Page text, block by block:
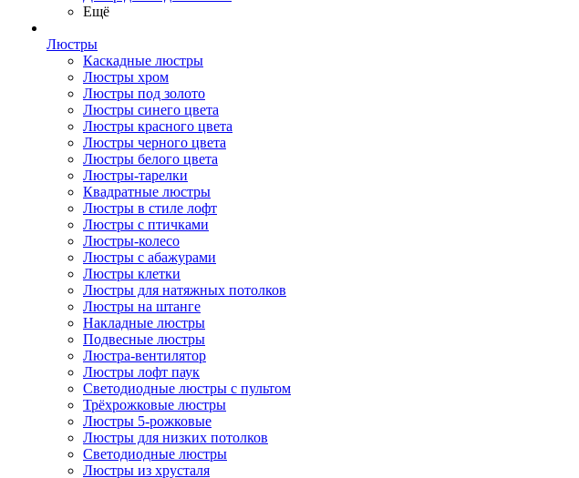
Ещё
Люстры
Каскадные люстры
Люстры хром
Люстры под золото
Люстры синего цвета
Люстры красного цвета
Люстры черного цвета
Люстры белого цвета
Люстры-тарелки
Квадратные люстры
Люстры в стиле лофт
Люстры с птичками
Люстры-колесо
Люстры с абажурами
Люстры клетки
Люстры для натяжных потолков
Люстры на штанге
Накладные люстры
Подвесные люстры
Люстра-вентилятор
Люстры лофт паук
Светодиодные люстры с пультом
Трёхрожковые люстры
Люстры 5-рожковые
Люстры для низких потолков
Cветодиодные люстры
Люстры из хрусталя